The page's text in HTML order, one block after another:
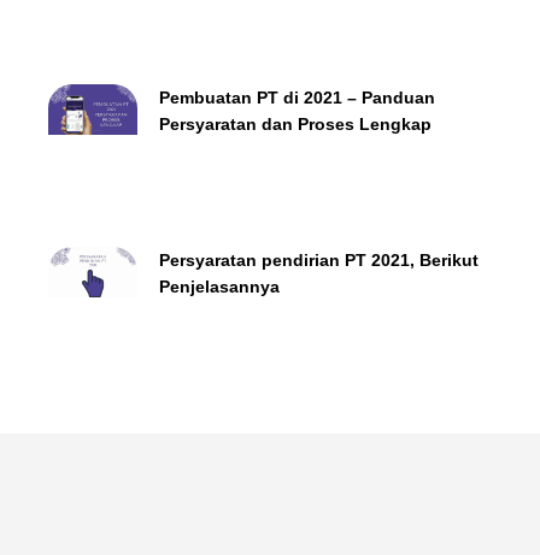
Pembuatan PT di 2021 – Panduan
Persyaratan dan Proses Lengkap
Persyaratan pendirian PT 2021, Berikut
Penjelasannya